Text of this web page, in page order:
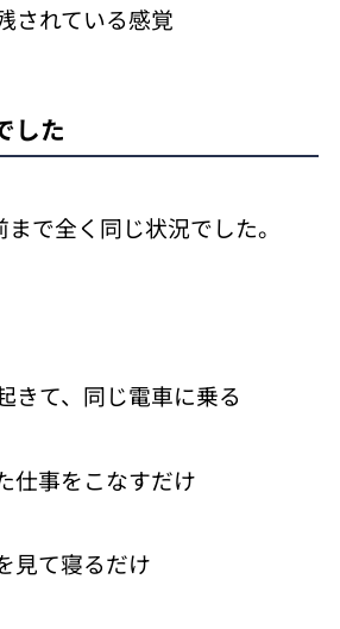
されている感覚
した
で全く同じ状況でした。
きて、同じ電車に乗る
仕事をこなすだけ
見て寝るだけ